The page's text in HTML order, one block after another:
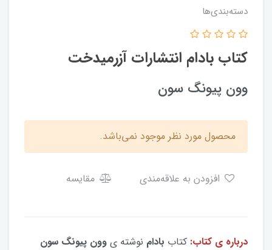
دسته‌بندی‌ها
کتاب بادام انتشارات آزرمیدخت
وون پیونگ سون
محصول مورد نظر موجود نمی‌باشد.
مقایسه
درباره ی کتاب: کتاب بادام نوشته ی وون پیونگ سون